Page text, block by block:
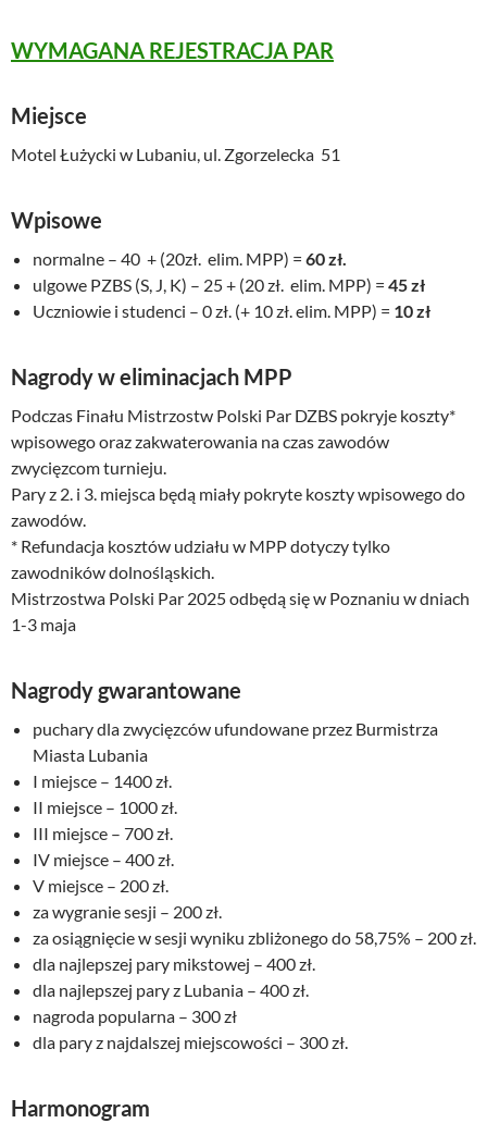
WYMAGANA REJESTRACJA PAR
Miejsce
Motel Łużycki w Lubaniu, ul. Zgorzelecka 51
Wpisowe
normalne – 40 + (20zł. elim. MPP) = 60 zł.
ulgowe PZBS (S, J, K) – 25 + (20 zł. elim. MPP) = 45 zł
Uczniowie i studenci – 0 zł. (+ 10 zł. elim. MPP) = 10 zł
Nagrody w eliminacjach MPP
Podczas Finału Mistrzostw Polski Par DZBS pokryje koszty*
wpisowego oraz zakwaterowania na czas zawodów
zwycięzcom turnieju.
Pary z 2. i 3. miejsca będą miały pokryte koszty wpisowego do
zawodów.
* Refundacja kosztów udziału w MPP dotyczy tylko
zawodników dolnośląskich.
Mistrzostwa Polski Par 2025 odbędą się w Poznaniu w dniach
1-3 maja
Nagrody gwarantowane
puchary dla zwycięzców ufundowane przez Burmistrza
Miasta Lubania
I miejsce – 1400 zł.
II miejsce – 1000 zł.
III miejsce – 700 zł.
IV miejsce – 400 zł.
V miejsce – 200 zł.
za wygranie sesji – 200 zł.
za osiągnięcie w sesji wyniku zbliżonego do 58,75% – 200 zł.
dla najlepszej pary mikstowej – 400 zł.
dla najlepszej pary z Lubania – 400 zł.
nagroda popularna – 300 zł
dla pary z najdalszej miejscowości – 300 zł.
Harmonogram